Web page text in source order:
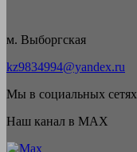
м. Выборгская
kz9834994@yandex.ru
Мы в социальных сетях
Наш канал в MAX